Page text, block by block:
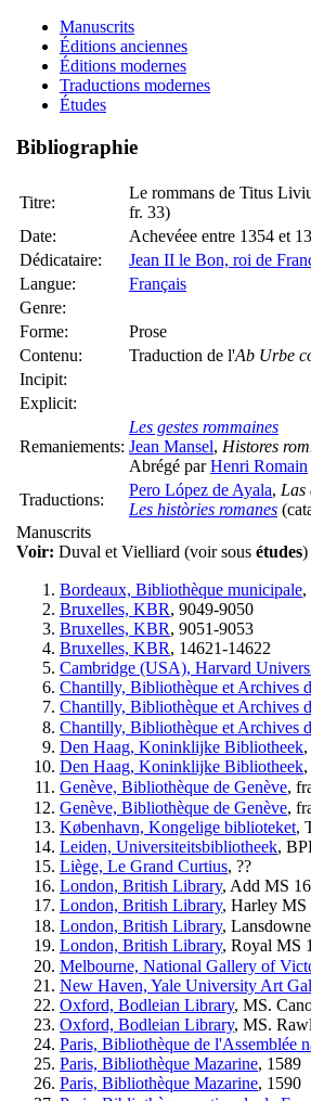
Manuscrits
Éditions anciennes
Éditions modernes
Traductions modernes
Études
Bibliographie
Titre:
Le rommans de Titus
fr. 33)
Date:
Achevéee entre 1354 et
Dédicataire:
Jean II le Bon, roi de
Langue:
Français
Genre:
Forme:
Prose
Contenu:
Traduction de l'Ab Urbe
Incipit:
Explicit:
Remaniements:
Les gestes rommaines
Jean Mansel, Histores
Abrégé parHenri Romain
Traductions:
Pero López de Ayala, Las
Les històries romanes
Manuscrits
Voir: Duval et Vielliard (voir sous études)
Bordeaux, Bibliothèque municipale,
Bruxelles, KBR, 9049-9050
Bruxelles, KBR, 9051-9053
Bruxelles, KBR, 14621-14622
Cambridge (USA), Harvard
Chantilly, Bibliothèque et Archives
Chantilly, Bibliothèque et Archives
Chantilly, Bibliothèque et Archives
Den Haag, Koninklijke Bibliotheek
Den Haag, Koninklijke Bibliotheek
Genève, Bibliothèque de Genève,
Genève, Bibliothèque de Genève,
København, Kongelige biblioteket,
Leiden, Universiteitsbibliotheek,
Liège, Le Grand Curtius, ??
London, British Library, Add MS
London, British Library, Harley MS
London, British Library,
London, British Library, Royal MS
Melbourne, National Gallery of
New Haven, Yale University Art
Oxford, Bodleian Library, MS.
Oxford, Bodleian Library, MS.
Paris, Bibliothèque de l'Assemblée
Paris, Bibliothèque Mazarine, 1589
Paris, Bibliothèque Mazarine, 1590